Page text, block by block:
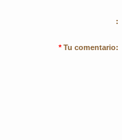
:
* Tu comentario: